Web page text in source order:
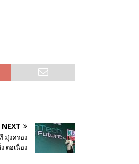
NEXT
มุ่งครอง
ต่อเนื่อง